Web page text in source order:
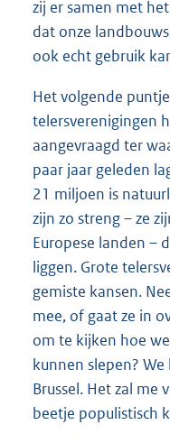
zij er samen met
dat onze
ook echt gebruik
Het volgende
telersverenigingen
aangevraagd ter
paar jaar geleden
21 miljoen is
zijn zo streng – ze
Europese landen –
liggen. Grote
gemiste kansen.
mee, of gaat ze in
om te kijken hoe
kunnen slepen?
Brussel. Het zal
beetje populistisch